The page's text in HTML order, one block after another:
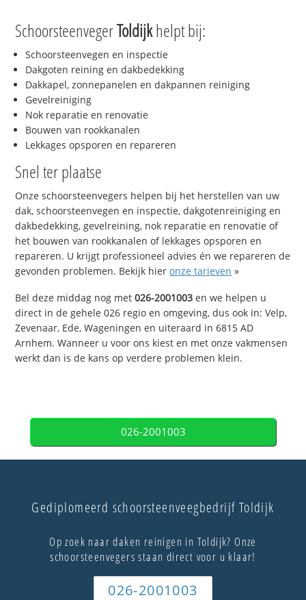
SchoorsteenvegerToldijkhelpt bij:
Schoorsteenvegen en inspectie
Dakgoten reining en dakbedekking
Dakkapel, zonnepanelen en dakpannen reiniging
Gevelreiniging
Nok reparatie en renovatie
Bouwen van rookkanalen
Lekkages opsporen en repareren
Snel ter plaatse
Onze schoorsteenvegers helpen bij het herstellen van uw
dak, schoorsteenvegen en inspectie, dakgotenreiniging en
dakbedekking, gevelreining, nok reparatie en renovatie of
het bouwen van rookkanalen of lekkages opsporen en
repareren. U krijgt professioneel advies én we repareren de
gevonden problemen. Bekijk hieronze tarieven »
Bel deze middag nog met026-2001003 en we helpen u
direct in de gehele 026 regio en omgeving, dus ook in: Velp,
Zevenaar, Ede, Wageningen en uiteraard in 6815 AD
Arnhem. Wanneer u voor ons kiest en met onze vakmensen
werkt dan is de kans op verdere problemen klein.
026-2001003
Gediplomeerd schoorsteenveegbedrijf Toldijk
Op zoek naar daken reinigen in Toldijk? Onze
schoorsteenvegers staan direct voor u klaar!
026-2001003